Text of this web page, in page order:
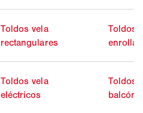
Toldos vela
rectangulares
Toldos
Toldos vela
eléctricos
Toldos
balcón